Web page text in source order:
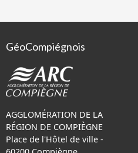
GéoCompiégnois
AGGLOMÉRATION DE LA
RÉGION DE COMPIÈGNE
Place de l'Hôtel de ville -